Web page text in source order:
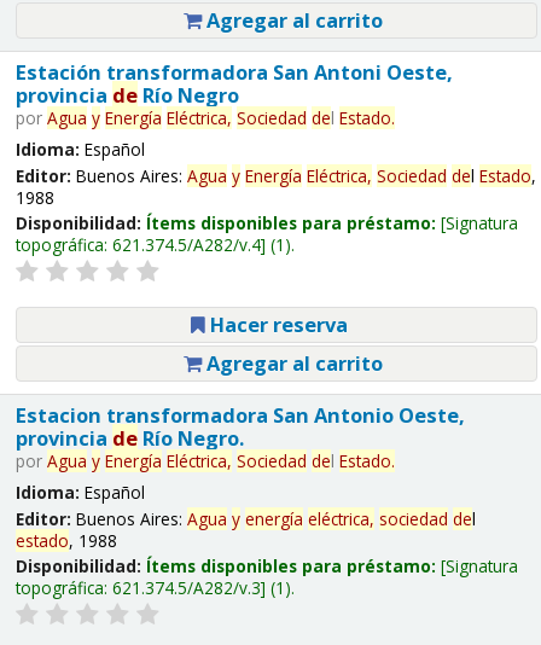
Agregar al carrito
Estación transformadora San Antoni Oeste,
provincia deRío Negro
por Agua y Energía Eléctrica, Sociedad del Estado.
Idioma: Español
Editor: Buenos Aires: Agua y Energía Eléctrica, Sociedad del Estado,
1988
Disponibilidad: Ítems disponibles para préstamo: Signatura
topográfica: 621.374.5/A282/v.4 (1).
Hacer reserva
Agregar al carrito
Estacion transformadora San Antonio Oeste,
provincia deRío Negro.
por Agua y Energía Eléctrica, Sociedad del Estado.
Idioma: Español
Editor: Buenos Aires: Agua y energía eléctrica, sociedad del
estado, 1988
Disponibilidad: Ítems disponibles para préstamo: Signatura
topográfica: 621.374.5/A282/v.3 (1).